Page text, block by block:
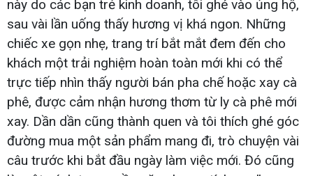
này do các bạn trẻ kinh doanh, tôi ghé vào ủng hộ,
sau vài lần uống thấy hương vị khá ngon. Những
chiếc xe gọn nhẹ, trang trí bắt mắt đem đến cho
khách một trải nghiệm hoàn toàn mới khi có thể
trực tiếp nhìn thấy người bán pha chế hoặc xay cà
phê, được cảm nhận hương thơm từ ly cà phê mới
xay. Dần dần cũng thành quen và tôi thích ghé góc
đường mua một sản phẩm mang đi, trò chuyện vài
câu trước khi bắt đầu ngày làm việc mới. Đó cũng